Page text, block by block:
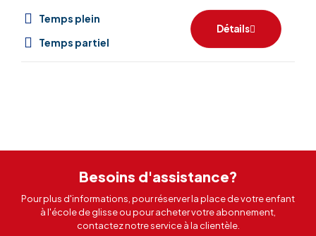
Temps plein
Temps partiel
Détails
Besoins d'assistance?
Pour plus d'informations, pour réserver la place de votre enfant
à l'école de glisse ou pour acheter votre abonnement,
contactez notre service à la clientèle.